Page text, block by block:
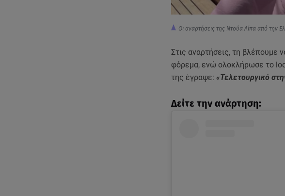
Οι αναρτήσεις της Ντούα Λίπα από την
Στις αναρτήσεις, τη βλέπουμε
φόρεμα, ενώ ολοκλήρωσε το
της έγραψε: «Τελετουργικό
Δείτε την ανάρτηση: